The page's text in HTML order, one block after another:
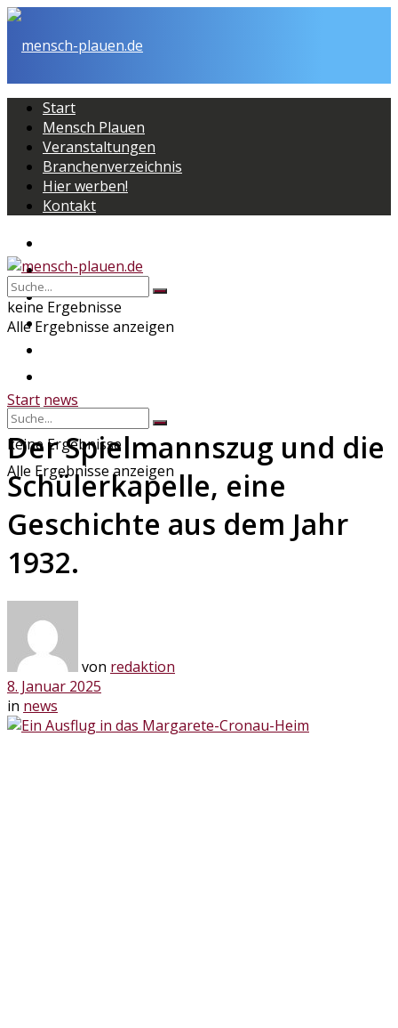
Start
Mensch Plauen
Veranstaltungen
Branchenverzeichnis
Hier werben!
Kontakt
Mensch Plauen
Veranstaltungen
Branchenverzeichnis
keine Ergebnisse
Alle Ergebnisse anzeigen
keine Ergebnisse
Alle Ergebnisse anzeigen
Start news
Der Spielmannszug und die
Schülerkapelle, eine
Geschichte aus dem Jahr
1932.
von redaktion
8. Januar 2025
in news